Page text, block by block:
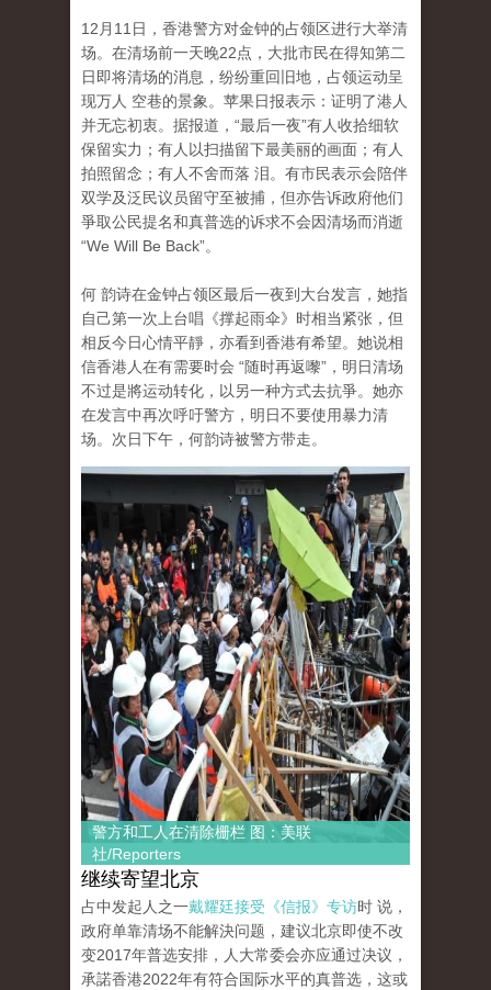
12月11日，香港警方对金钟的占领区进行大举清
场。在清场前一天晚22点，大批市民在得知第二
日即将清场的消息，纷纷重回旧地，占领运动呈
现万人 空巷的景象。苹果日报表示：证明了港人
并无忘初衷。据报道，“最后一夜”有人收拾细软
保留实力；有人以扫描留下最美丽的画面；有人
拍照留念；有人不舍而落 泪。有市民表示会陪伴
双学及泛民议员留守至被捕，但亦告诉政府他们
爭取公民提名和真普选的诉求不会因清场而消逝
“We Will Be Back”。
何 韵诗在金钟占领区最后一夜到大台发言，她指
自己第一次上台唱《撑起雨伞》时相当紧张，但
相反今日心情平靜，亦看到香港有希望。她说相
信香港人在有需要时会 “随时再返嚟”，明日清场
不过是將运动转化，以另一种方式去抗爭。她亦
在发言中再次呼吁警方，明日不要使用暴力清
场。次日下午，何韵诗被警方带走。
警方和工人在清除栅栏 图：美联
社/Reporters
继续寄望北京
占中发起人之一戴耀廷接受《信报》专访时 说，
政府单靠清场不能解決问题，建议北京即使不改
变2017年普选安排，人大常委会亦应通过决议，
承諾香港2022年有符合国际水平的真普选，这或